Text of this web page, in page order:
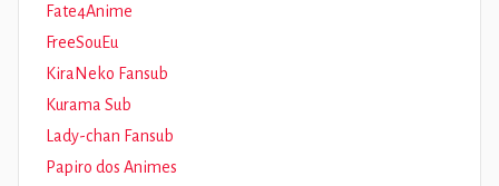
Fate4Anime
FreeSouEu
KiraNeko Fansub
Kurama Sub
Lady-chan Fansub
Papiro dos Animes